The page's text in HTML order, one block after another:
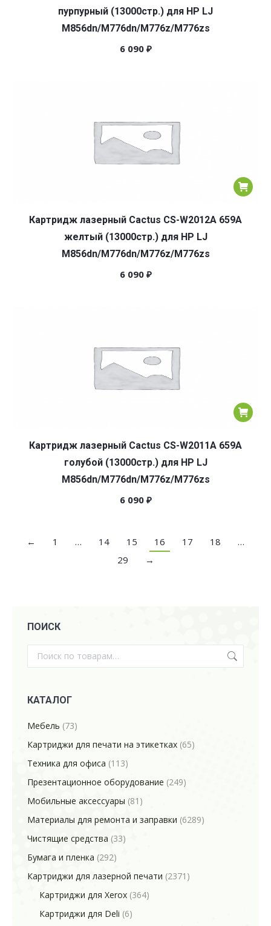
пурпурный (13000стр.) для HP LJ
M856dn/M776dn/M776z/M776zs
6 090 ₽
Картридж лазерный Cactus CS-W2012A 659A
желтый (13000стр.) для HP LJ
M856dn/M776dn/M776z/M776zs
6 090 ₽
Картридж лазерный Cactus CS-W2011A 659A
голубой (13000стр.) для HP LJ
M856dn/M776dn/M776z/M776zs
6 090 ₽
← 1 … 14 15 16 17 18
…
29
→
ПОИСК
КАТАЛОГ
Мебель (73)
Картриджи для печати на этикетках (65)
Техника для офиса (113)
Презентационное оборудование (249)
Мобильные аксессуары (81)
Материалы для ремонта и заправки (6289)
Чистящие средства (33)
Бумага и пленка (292)
Картриджи для лазерной печати (2371)
Картриджи для Xerox (364)
Картриджи для Deli (6)